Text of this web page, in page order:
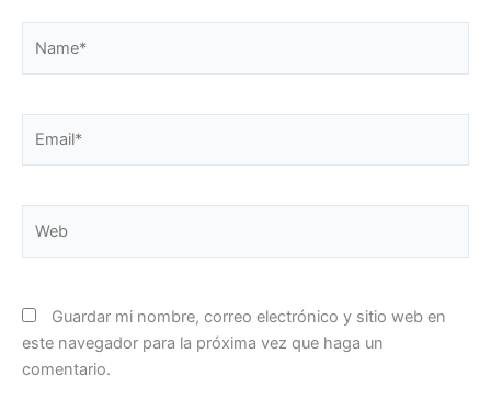
Guardar mi nombre, correo electrónico y sitio web en
este navegador para la próxima vez que haga un
comentario.